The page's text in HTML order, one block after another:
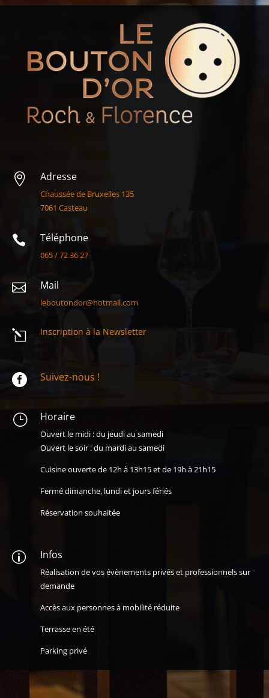
 Adresse
Chaussée de Bruxelles 135
7061 Casteau
 Téléphone
065 / 72 36 27
 Mail
leboutondor@hotmail.com
l Inscription à la Newsletter
 Suivez-nous !
} Horaire
Ouvert le midi : du jeudi au samedi
Ouvert le soir : du mardi au samedi
Cuisine ouverte de 12h à 13h15 et de 19h à 21h15
Fermé dimanche, lundi et jours fériés
Réservation souhaitée
p Infos
Réalisation de vos évènements privés et professionnels sur
demande
Accès aux personnes à mobilité réduite
Terrasse en été
Parking privé